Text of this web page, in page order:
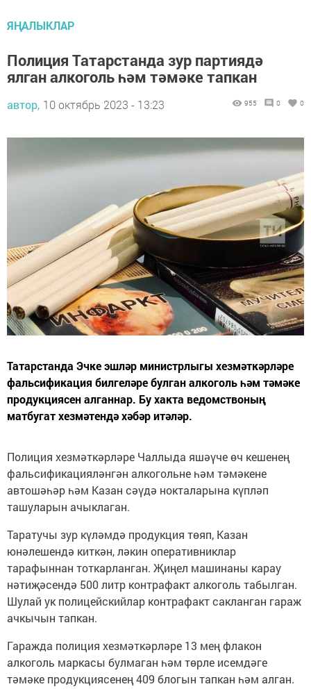
ЯҢАЛЫКЛАР
Полиция Татарстанда зур партиядә
ялган алкоголь һәм тәмәке тапкан
автор, 10 октябрь 2023 - 13:23 955 0 0
Татарстанда Эчке эшләр министрлыгы хезмәткәрләре
фальсификация билгеләре булган алкоголь һәм тәмәке
продукциясен алганнар. Бу хакта ведомствоның
матбугат хезмәтендә хәбәр итәләр.
Полиция хезмәткәрләре Чаллыда яшәүче өч кешенең
фальсификацияләнгән алкогольне һәм тәмәкене
автошәһәр һәм Казан сәүдә нокталарына күпләп
ташуларын ачыклаган.
Таратучы зур күләмдә продукция төяп, Казан
юнәлешендә киткән, ләкин оперативниклар
тарафыннан тоткарланган. Җиңел машинаны карау
нәтиҗәсендә 500 литр контрафакт алкоголь табылган.
Шулай ук полицейскийлар контрафакт сакланган гараж
ачкычын тапкан.
Гаражда полиция хезмәткәрләре 13 мең флакон
алкоголь маркасы булмаган һәм төрле исемдәге
тәмәке продукциясенең 409 блогын тапкан һәм алган.